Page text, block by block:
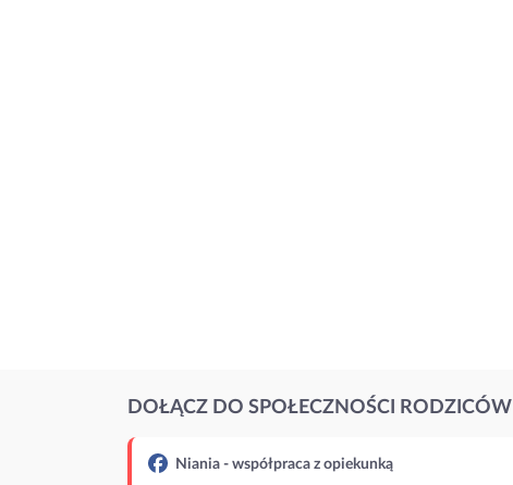
DOŁĄCZ DO SPOŁECZNOŚCI RODZICÓW
Niania - współpraca z opiekunką